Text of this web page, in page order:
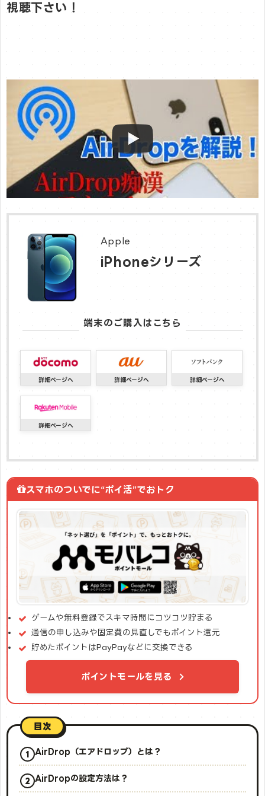
視聴下さい！
Apple
iPhoneシリーズ
端末のご購入はこちら
スマホのついでに“ポイ活”でおトク
ゲームや無料登録でスキマ時間にコツコツ貯まる
通信の申し込みや固定費の見直しでもポイント還元
貯めたポイントはPayPayなどに交換できる
ポイントモールを見る
目次
AirDrop（エアドロップ）とは？
AirDropの設定方法は？